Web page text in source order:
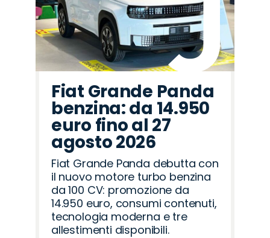
Fiat Grande Panda
benzina: da 14.950
euro fino al 27
agosto 2026
Fiat Grande Panda debutta con
il nuovo motore turbo benzina
da 100 CV: promozione da
14.950 euro, consumi contenuti,
tecnologia moderna e tre
allestimenti disponibili.